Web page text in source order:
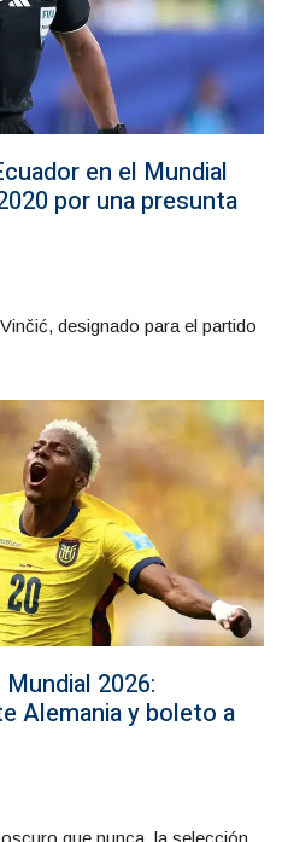
en el Mundial
por una presunta
designado para el partido
2026:
Alemania y boleto a
que nunca, la selección